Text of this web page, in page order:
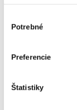
súhlasu
Potrebné
Preferencie
Štatistiky
Lukáš Turay